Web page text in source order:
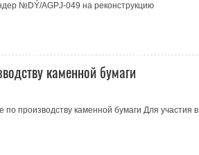
№DÝ/AGPJ-049 на реконструкцию
каменной бумаги
производству каменной бумаги Для участия в